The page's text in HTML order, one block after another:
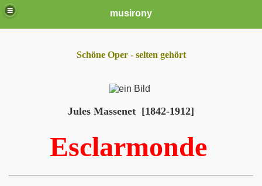
musirony
Schöne Oper - selten gehört
Jules Massenet [1842-1912]
Esclarmonde